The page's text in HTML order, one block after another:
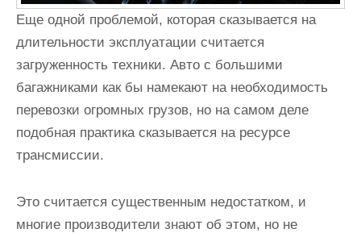
Еще одной проблемой, которая сказывается на
длительности эксплуатации считается
загруженность техники. Авто с большими
багажниками как бы намекают на необходимость
перевозки огромных грузов, но на самом деле
подобная практика сказывается на ресурсе
трансмиссии.
Это считается существенным недостатком, и
многие производители знают об этом, но не